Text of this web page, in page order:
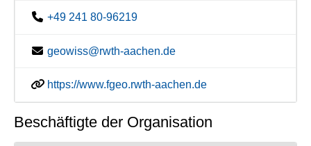
+49 241 80-96219
geowiss@rwth-aachen.de
https://www.fgeo.rwth-aachen.de
Beschäftigte der Organisation